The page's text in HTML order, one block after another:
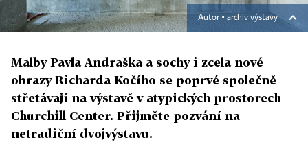
Autor ▪ archiv výstavy
Malby Pavla Andraška a sochy i zcela nové
obrazy Richarda Kočího se poprvé společně
střetávají na výstavě v atypických prostorech
Churchill Center. Přijměte pozvání na
netradiční dvojvýstavu.